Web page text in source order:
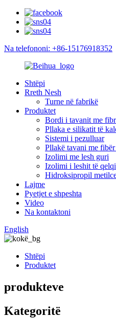
Na telefononi: +86-15176918352
Shtëpi
Rreth Nesh
Turne në fabrikë
Produktet
Bordi i tavanit me
Pllaka e silikatit të
Sistemi i pezulluar
Pllakë tavani me
Izolimi me lesh guri
Izolimi i leshit të
Hidroksipropil
Lajme
Pyetjet e shpeshta
Video
Na kontaktoni
English
Shtëpi
Produktet
produkteve
Kategoritë